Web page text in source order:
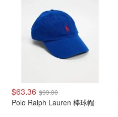
$63.36 $99.00
Polo Ralph Lauren 棒球帽